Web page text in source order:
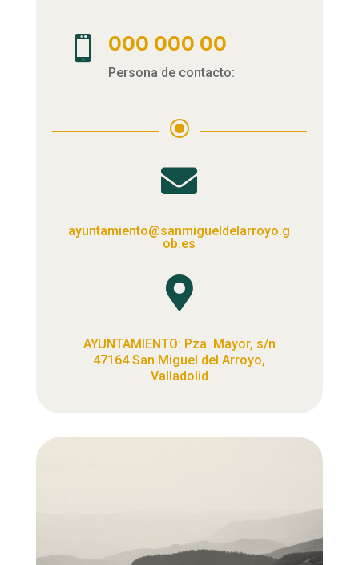
 000 000 00
Persona de contacto:
\

ayuntamiento@sanmigueldelarroyo.g
ob.es

AYUNTAMIENTO: Pza. Mayor, s/n
47164 San Miguel del Arroyo,
Valladolid